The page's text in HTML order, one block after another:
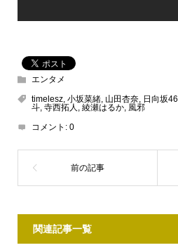
エンタメ
timelesz, ⼩坂菜緒, ⼭⽥杏奈, ⽇向坂46
⽃, 寺⻄拓⼈ 綾瀬はるか, 風邪
コメント: 0
関連記事一覧